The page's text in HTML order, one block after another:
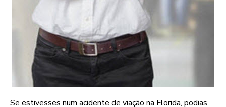
Se estivesses num acidente de viação na Florida, podias